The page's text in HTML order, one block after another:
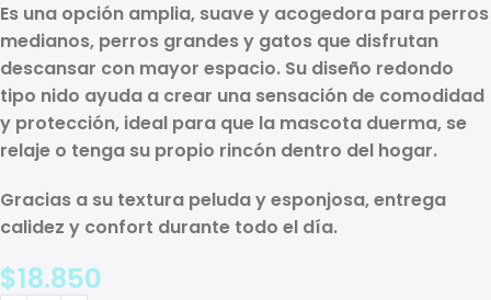
Es una opción amplia, suave y acogedora para perros
medianos, perros grandes y gatos que disfrutan
descansar con mayor espacio. Su diseño redondo
tipo nido ayuda a crear una sensación de comodidad
y protección, ideal para que la mascota duerma, se
relaje o tenga su propio rincón dentro del hogar.
Gracias a su textura peluda y esponjosa, entrega
calidez y confort durante todo el día.
$18.850